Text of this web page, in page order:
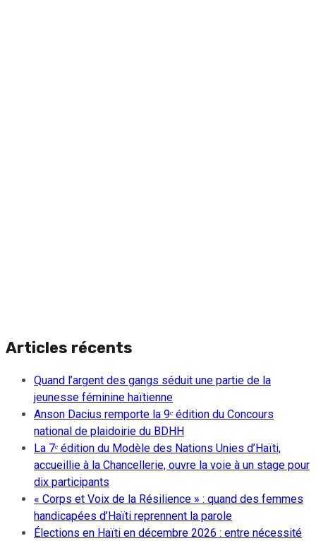
Articles récents
Quand l’argent des gangs séduit une partie de la
jeunesse féminine haïtienne
Anson Dacius remporte la 9ᵉ édition du Concours
national de plaidoirie du BDHH
La 7ᵉ édition du Modèle des Nations Unies d’Haïti,
accueillie à la Chancellerie, ouvre la voie à un stage pour
dix participants
« Corps et Voix de la Résilience » : quand des femmes
handicapées d’Haïti reprennent la parole
Élections en Haïti en décembre 2026 : entre nécessité